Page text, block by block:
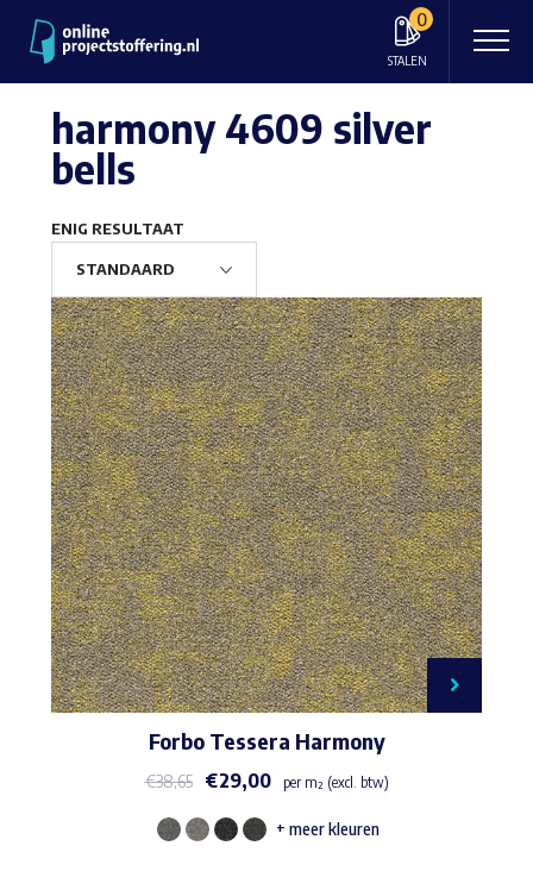
0
STALEN
harmony 4609 silver
bells
ENIG RESULTAAT
Forbo Tessera Harmony
€38,65 €29,00 per m² (excl. btw)
Dit
+ meer kleuren